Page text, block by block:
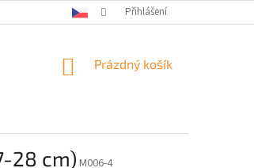
Přihlášení
NÁKUPNÍ
Prázdný košík
28 cm) M006-4